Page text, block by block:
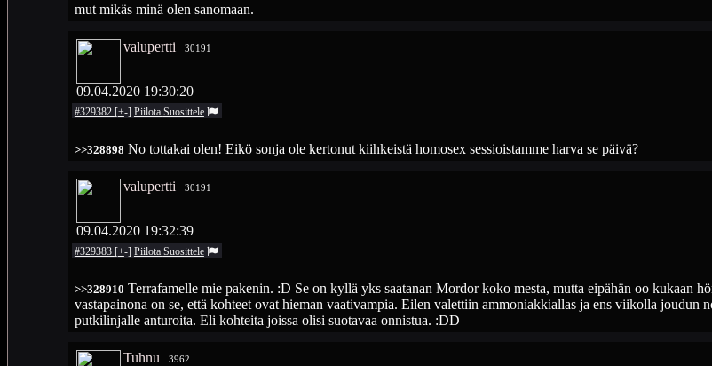
mut mikäs minä olen sanomaan.
valupertti 30191
09.04.2020 19:30:20
#329382 [+-] Piilota Suosittele
>>328898 No tottakai olen! Eikö sonja ole kertonut kiihkeistä homosex sessioistamme harva se päivä?
valupertti 30191
09.04.2020 19:32:39
#329383 [+-] Piilota Suosittele
>>328910 Terrafamelle mie pakenin. :D Se on kyllä yks saatanan Mordor koko mesta, mutta eipähän oo kukaan
vastapainona on se, että kohteet ovat hieman vaativampia. Eilen valettiin ammoniakkiallas ja ens viikolla joudun
putkilinjalle anturoita. Eli kohteita joissa olisi suotavaa onnistua. :DD
Tuhnu 3962